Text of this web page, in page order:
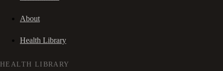
About
Health Library
HEALTH LIBRARY